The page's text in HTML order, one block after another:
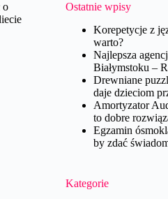
o
Ostatnie wpisy
Korepetycje z
warto?
Najlepsza
Białymstoku –
Drewniane
daje dzieciom
Amortyzator
to dobre
Egzamin
by zdać
Kategorie